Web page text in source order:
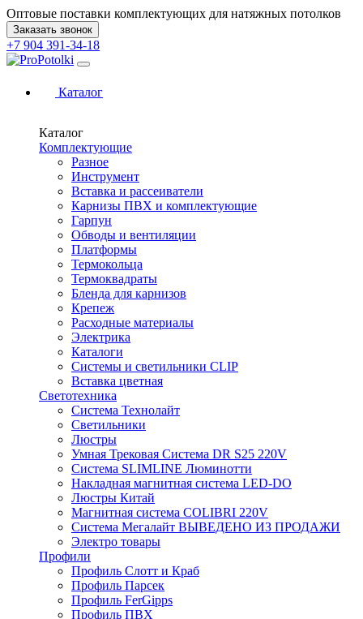
Оптовые поставки комплектующих для натяжных потолков
Заказать звонок
+7 904 391-34-18
Каталог
Каталог
Комплектующие
Разное
Инструмент
Вставка и рассеиватели
Карнизы ПВХ и комплектующие
Гарпун
Обводы и вентиляции
Платформы
Термокольца
Термоквадраты
Бленда для карнизов
Крепеж
Расходные материалы
Электрика
Каталоги
Системы и светильники CLIP
Вставка цветная
Светотехника
Система Технолайт
Светильники
Люстры
Умная Трековая Система DR S25 220V
Система SLIMLINE Люминотти
Накладная магнитная система LED-DO
Люстры Китай
Магнитная система COLIBRI 220V
Система Мегалайт ВЫВЕДЕНО ИЗ ПРОДАЖИ
Электро товары
Профили
Профиль Слотт и Краб
Профиль Парсек
Профиль FerGipps
Профиль ПВХ